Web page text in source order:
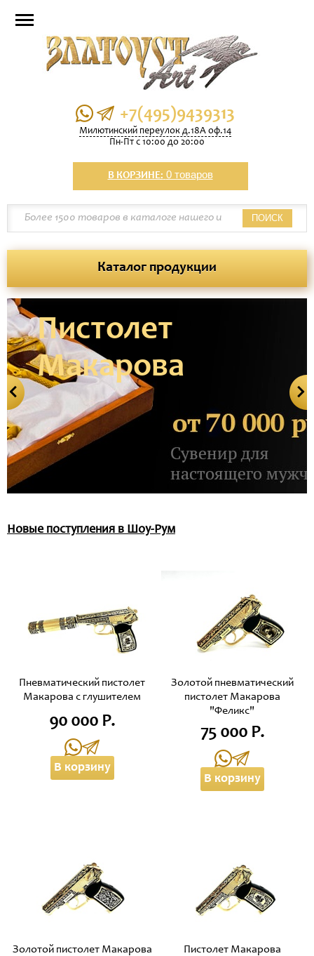
+7(495)9439313
Милютинский переулок д.18А оф.14
Пн-Пт с 10:00 до 20:00
В КОРЗИНЕ: 0 товаров
ПОИСК
Каталог продукции
Пистолет
Макарова
Новые поступления в Шоу-Рум
Пневматический пистолет
Макарова с глушителем
90 000 Р.
В корзину
Золотой пневматический
пистолет Макарова
"Феликс"
75 000 Р.
В корзину
Золотой пистолет Макарова
Пистолет Макарова